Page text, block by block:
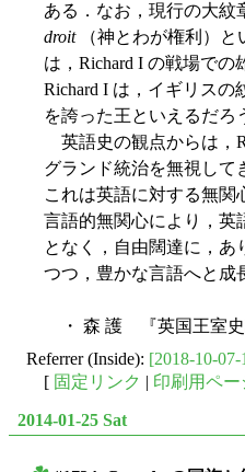
ある．なお，現行の大紋
droit（神とわが権利）と
は，Richard I の戦場での
Richard I は，イギリスの
を誇った王といえるだろ
英語史の観点からは，
グランド統治を無視して
これは英語に対する無関
言語的無関心により，英
となく，自由闊達に，あ
つつ，豊かな言語へと成
・ 森 護 『英国王室史
Referrer (Inside): [2018-10-07-
[ 固定リンク | 印刷用ペー
2014-01-25 Sat